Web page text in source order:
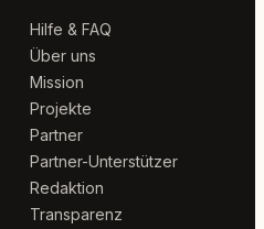
Hilfe & FAQ
Über uns
Mission
Projekte
Partner
Partner-Unterstützer
Redaktion
Transparenz